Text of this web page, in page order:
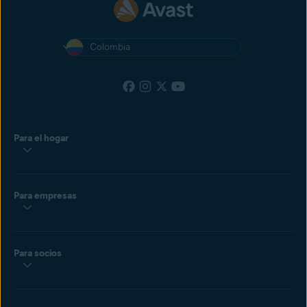
Colombia
Para el hogar
Para empresas
Para socios